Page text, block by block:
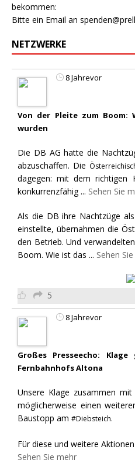
bekommen:
Bitte ein Email an
NETZWERKE
8 Jahrevor
Von der Pleite zum Boom:
wurden
Die DB AG hatte die
abzuschaffen. Die
dagegen: mit dem richtigen
konkurrenzfähig ... Sehen Sie
Als die DB ihre Nachtzüge
einstellte, übernahmen die
den Betrieb. Und
Boom. Wie ist das ... Sehen
5
8 Jahrevor
Großes Presseecho:
Fernbahnhofs Altona
Unsere Klage zusammen
möglicherweise einen
Baustopp am #Diebsteich.
Für diese und weitere
Sehen Sie mehr